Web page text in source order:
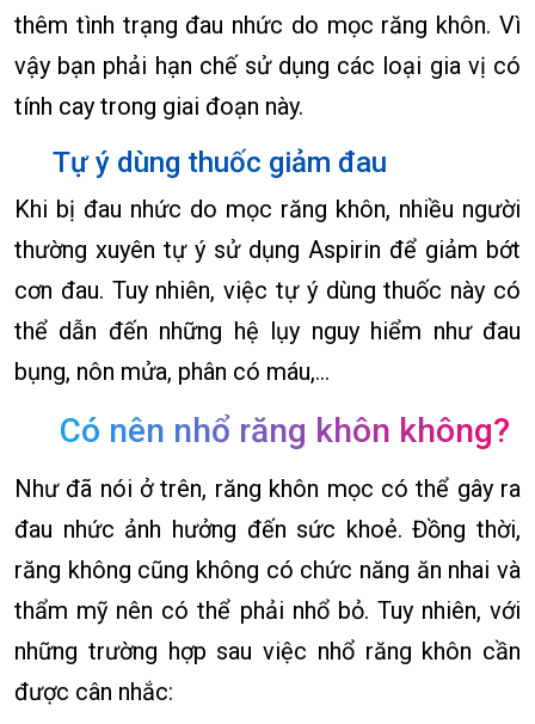
thêm tình trạng đau nhức do mọc răng khôn. Vì
vậy bạn phải hạn chế sử dụng các loại gia vị có
tính cay trong giai đoạn này.
Tự ý dùng thuốc giảm đau
Khi bị đau nhức do mọc răng khôn, nhiều người
thường xuyên tự ý sử dụng Aspirin để giảm bớt
cơn đau. Tuy nhiên, việc tự ý dùng thuốc này có
thể dẫn đến những hệ lụy nguy hiểm như đau
bụng, nôn mửa, phân có máu,…
Có nên nhổ răng khôn không?
Như đã nói ở trên, răng khôn mọc có thể gây ra
đau nhức ảnh hưởng đến sức khoẻ. Đồng thời,
răng không cũng không có chức năng ăn nhai và
thẩm mỹ nên có thể phải nhổ bỏ. Tuy nhiên, với
những trường hợp sau việc nhổ răng khôn cần
được cân nhắc: